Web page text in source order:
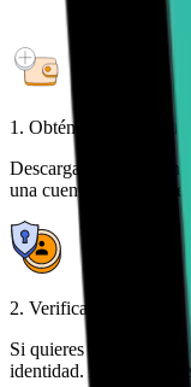
1. Obtén tu billetera
Descarga la aplicación
una cuenta para
2. Verifica tu identidad
Si quieres más de
identidad. Hacemos